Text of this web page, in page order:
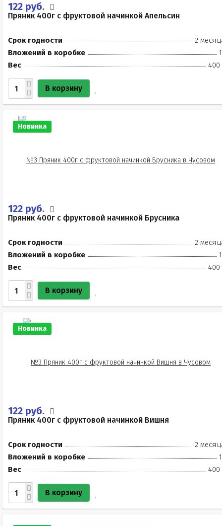
122 руб.
Пряник 400г с фруктовой начинкой Апельсин
Срок годности
2
Вложений в коробке
Вес
400
В корзину
Новинка
122 руб.
Пряник 400г с фруктовой начинкой Брусника
Срок годности
2
Вложений в коробке
Вес
400
В корзину
Новинка
122 руб.
Пряник 400г с фруктовой начинкой Вишня
Срок годности
2
Вложений в коробке
Вес
400
В корзину